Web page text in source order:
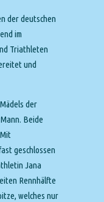
der deutschen
im
Triathleten
und
der
Beide
geschlossen
Jana
Rennhälfte
welches nur